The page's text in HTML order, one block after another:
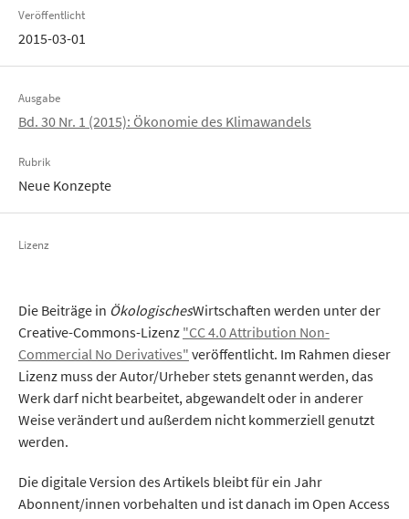
Veröffentlicht
2015-03-01
Ausgabe
Bd. 30 Nr. 1 (2015): Ökonomie des Klimawandels
Rubrik
Neue Konzepte
Lizenz
Die Beiträge in ÖkologischesWirtschaften werden unter der
Creative-Commons-Lizenz "CC 4.0 Attribution Non-
Commercial No Derivatives" veröffentlicht. Im Rahmen dieser
Lizenz muss der Autor/Urheber stets genannt werden, das
Werk darf nicht bearbeitet, abgewandelt oder in anderer
Weise verändert und außerdem nicht kommerziell genutzt
werden.
Die digitale Version des Artikels bleibt für ein Jahr
Abonnent/innen vorbehalten und ist danach im Open Access